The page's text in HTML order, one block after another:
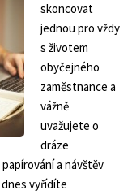
skoncovat
jednou pro vždy
s životem
obyčejného
zaměstnance a
vážně
uvažujete o
dráze
a návštěv
vyřídíte